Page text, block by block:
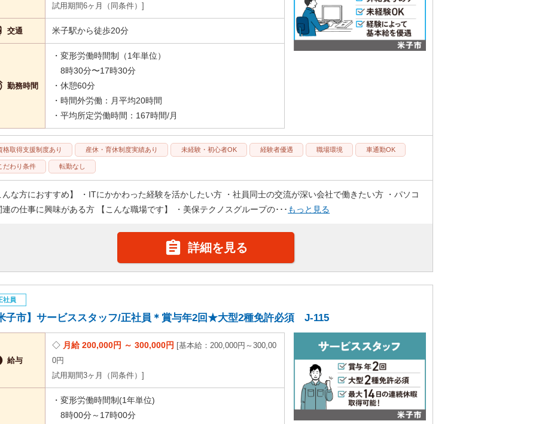
試用期間6ヶ月（同条件）
交通 米子駅から徒歩20分
勤務時間
・変形労働時間制（1年単位）
8時30分〜17時30分
・休憩60分
・時間外労働：月平均20時間
・平均所定労働時間：167時間/月
格取得支援制度あり 産休・育休制度実績あり 未経験・初心者OK 経験者優遇 職場環境 車通勤OK
だわり条件 転勤なし
んな方におすすめ】 ・ITにかかわった経験を活かしたい方 ・社員同士の交流が深い会社で働きたい方 ・パソコ
連の仕事に興味がある方 【こんな職場です】 ・美保テクノスグループの･･･ もっと見る
 詳細を見る
社員
子市】サービススタッフ/正社員＊賞与年2回★大型2種免許必須 J-115
給与
月給 200,000円 ～ 300,000円
基本給：200,000円～300,00
0円
試用期間3ヶ月（同条件）
・変形労働時間制(1年単位)
8時00分～17時00分